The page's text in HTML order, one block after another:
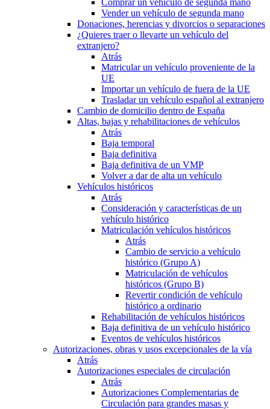
Comprar un vehículo de segunda mano
Vender un vehículo de segunda mano
Donaciones, herencias y divorcios o separaciones
¿Quieres traer o llevarte un vehículo del
extranjero?
Atrás
Matricular un vehículo proveniente de la
UE
Importar un vehículo de fuera de la UE
Trasladar un vehículo español al extranjero
Cambio de domicilio dentro de España
Altas, bajas y rehabilitaciones de vehículos
Atrás
Baja temporal
Baja definitiva
Baja definitiva de un VMP
Volver a dar de alta un vehículo
Vehículos históricos
Atrás
Consideración y características de un
vehículo histórico
Matriculación vehículos históricos
Atrás
Cambio de servicio a vehículo
histórico (Grupo A)
Matriculación de vehículos
históricos (Grupo B)
Revertir condición de vehículo
histórico a ordinario
Rehabilitación de vehículos históricos
Baja definitiva de un vehículo histórico
Eventos de vehículos históricos
Autorizaciones, obras y usos excepcionales de la vía
Atrás
Autorizaciones especiales de circulación
Atrás
Autorizaciones Complementarias de
Circulación para grandes masas y